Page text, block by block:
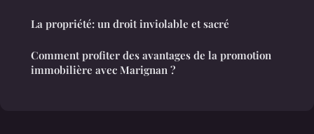
La propriété: un droit inviolable et sacré
Comment profiter des avantages de la promotion
immobilière avec Marignan ?